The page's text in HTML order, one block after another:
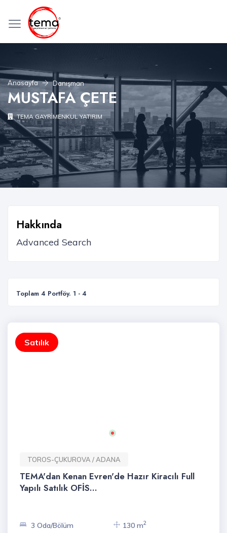
Anasayfa Danışman
MUSTAFA ÇETE
TEMA GAYRİMENKUL YATIRIM
Hakkında
Toplam 4 Portföy. 1 - 4
Satılık
TOROS-ÇUKUROVA / ADANA
TEMA'dan Kenan Evren'de Hazır Kiracılı Full
Yapılı Satılık OFİS...
3 Oda/Bölüm 130 m2